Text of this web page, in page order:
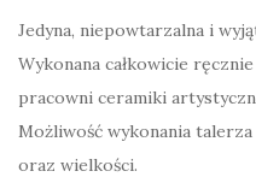
Jedyna, niepowtarzalna i
Wykonana całkowicie
pracowni ceramiki
Możliwość wykonania
oraz wielkości.